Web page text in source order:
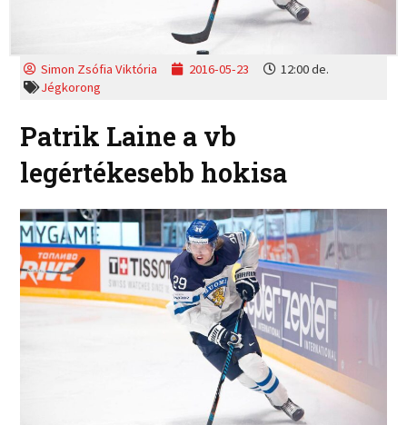
Simon Zsófia Viktória 2016-05-23
12:00 de.
Jégkorong
Patrik Laine a vb
legértékesebb hokisa